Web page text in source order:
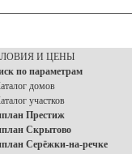
И ЦЕНЫ
по параметрам
домов
участков
Престиж
Скрытово
Серёжки-на-речке